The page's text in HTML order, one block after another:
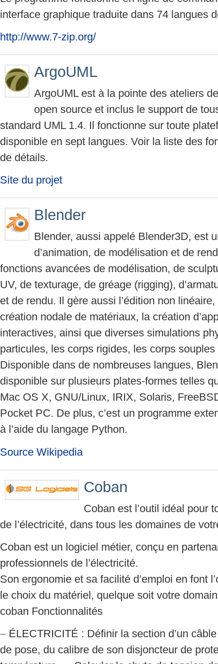
interface graphique traduite dans 74 langues
http://www.7-zip.org/
ArgoUML
ArgoUML est à la pointe des ateliers
open source et inclus le support de
standard UML 1.4. Il fonctionne sur toute
disponible en sept langues. Voir la liste des
de détails.
Site du projet
Blender
Blender, aussi appelé Blender3D, est
d’animation, de modélisation et de
fonctions avancées de modélisation, de
UV, de texturage, de gréage (rigging),
et de rendu. Il gère aussi l’édition non
création nodale de matériaux, la création
interactives, ainsi que diverses simulations
particules, les corps rigides, les corps
Disponible dans de nombreuses langues,
disponible sur plusieurs plates-formes telles
Mac OS X, GNU/Linux, IRIX, Solaris,
Pocket PC. De plus, c’est un programme
à l’aide du langage Python.
Source Wikipedia
Coban
Coban est l’outil idéal pour
de l’électricité, dans tous les domaines de
Coban est un logiciel métier, conçu en
professionnels de l’électricité.
Son ergonomie et sa facilité d’emploi en font
le choix du matériel, quelque soit votre
coban Fonctionnalités
– ÉLECTRICITÉ : Définir la section d’un
de pose, du calibre de son disjoncteur de